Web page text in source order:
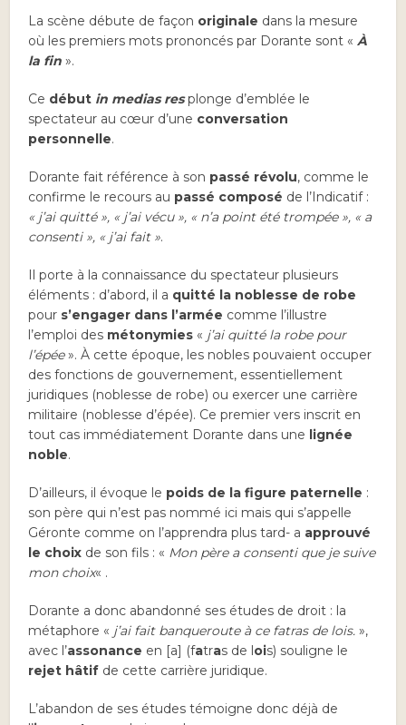
La scène débute de façon originale dans la mesure
où les premiers mots prononcés par Dorante sont «À
la fin ».
Ce début in medias resplonge d’emblée le
spectateur au cœur d’une conversation
personnelle.
Dorante fait référence à son passé révolu, comme le
confirme le recours au passé composé de l’Indicatif :
« j’ai quitté », « j’ai vécu », « n’a point été trompée », « a
consenti », « j’ai fait ».
Il porte à la connaissance du spectateur plusieurs
éléments : d’abord, il a quitté la noblesse de robe
pour s’engager dans l’armée comme l’illustre
l’emploi des métonymies « j’ai quitté la robe pour
l’épée». À cette époque, les nobles pouvaient occuper
des fonctions de gouvernement, essentiellement
juridiques (noblesse de robe) ou exercer une carrière
militaire (noblesse d’épée). Ce premier vers inscrit en
tout cas immédiatement Dorante dans une lignée
noble.
D’ailleurs, il évoque le poids de la figure paternelle :
son père qui n’est pas nommé ici mais qui s’appelle
Géronte comme on l’apprendra plus tard- a approuvé
le choix de son fils : « Mon père a consenti que je suive
mon choix« .
Dorante a donc abandonné ses études de droit : la
métaphore « j’ai fait banqueroute à ce fatras de lois. »,
avec l’assonance en [a] (fatras de lois) souligne le
rejet hâtif de cette carrière juridique.
L’abandon de ses études témoigne donc déjà de